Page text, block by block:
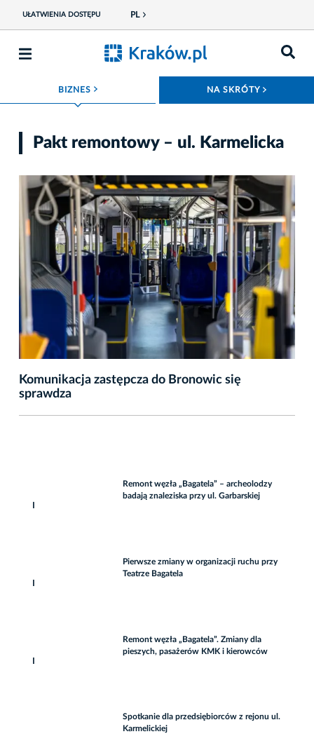
UŁATWIENIA DOSTĘPU PL
BIZNES ROZWIŃ MENU NA SKRÓTY
Pakt remontowy – ul. Karmelicka
Komunikacja zastępcza do Bronowic się
sprawdza
Remont węzła „Bagatela” – archeolodzy
badają znaleziska przy ul. Garbarskiej
Pierwsze zmiany w organizacji ruchu przy
Teatrze Bagatela
Remont węzła „Bagatela”. Zmiany dla
pieszych, pasażerów KMK i kierowców
Spotkanie dla przedsiębiorców z rejonu ul.
Karmelickiej